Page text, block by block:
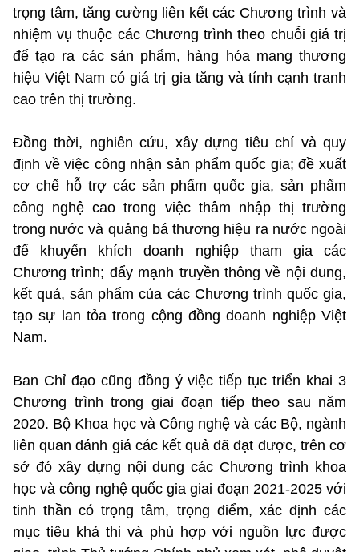
trọng tâm, tăng cường liên kết các Chương trình và
nhiệm vụ thuộc các Chương trình theo chuỗi giá trị
để tạo ra các sản phẩm, hàng hóa mang thương
hiệu Việt Nam có giá trị gia tăng và tính cạnh tranh
cao trên thị trường.
Đồng thời, nghiên cứu, xây dựng tiêu chí và quy
định về việc công nhận sản phẩm quốc gia; đề xuất
cơ chế hỗ trợ các sản phẩm quốc gia, sản phẩm
công nghệ cao trong việc thâm nhập thị trường
trong nước và quảng bá thương hiệu ra nước ngoài
để khuyến khích doanh nghiệp tham gia các
Chương trình; đẩy mạnh truyền thông về nội dung,
kết quả, sản phẩm của các Chương trình quốc gia,
tạo sự lan tỏa trong cộng đồng doanh nghiệp Việt
Nam.
Ban Chỉ đạo cũng đồng ý việc tiếp tục triển khai 3
Chương trình trong giai đoạn tiếp theo sau năm
2020. Bộ Khoa học và Công nghệ và các Bộ, ngành
liên quan đánh giá các kết quả đã đạt được, trên cơ
sở đó xây dựng nội dung các Chương trình khoa
học và công nghệ quốc gia giai đoạn 2021-2025 với
tinh thần có trọng tâm, trọng điểm, xác định các
mục tiêu khả thi và phù hợp với nguồn lực được